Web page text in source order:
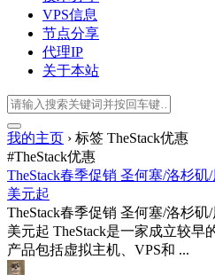
VPS信息
节点分享
代理IP
关于本站
我的主页 › 标签 TheStack优惠
#TheStack优惠
TheStack春季促销 圣何塞/洛杉
美元起
TheStack春季促销 圣何塞/洛杉
美元起 TheStack是一家成立较
产品包括虚拟主机、VPS和 ...